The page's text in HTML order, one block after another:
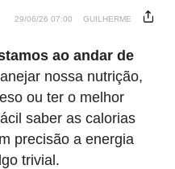
29/06/26 07:00 GUILHERME
ao andar de
nossa nutrição,
ou ter o melhor
saber as calorias
precisão a energia
trivial.